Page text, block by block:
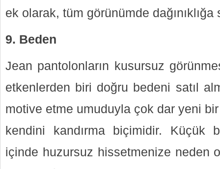
ek olarak, tüm görünümde dağınıklığa
9. Beden
Jean pantolonların kusursuz
etkenlerden biri doğru bedeni satıl
motive etme umuduyla çok dar yeni
kendini kandırma biçimidir. Küçük
içinde huzursuz hissetmenize neden